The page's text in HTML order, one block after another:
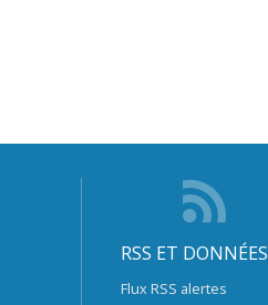
RSS ET DONNÉES
Flux RSS alertes